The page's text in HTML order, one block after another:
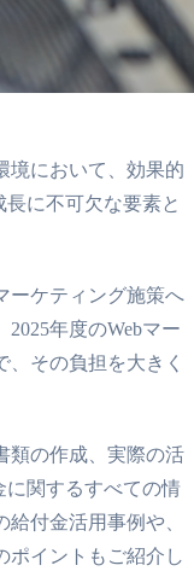
境において、効果的
に不可欠な要素と
ーケティング施策へ
年度のWebマー
その負担を大きく
類の作成、実際の活
に関するすべての情
付金活用事例や、
ポイントもご紹介し